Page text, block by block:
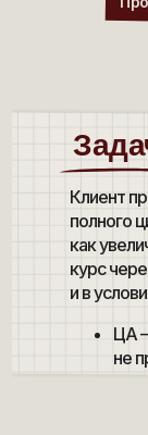
Клиент
полного
как
курс
и в
ЦА
не